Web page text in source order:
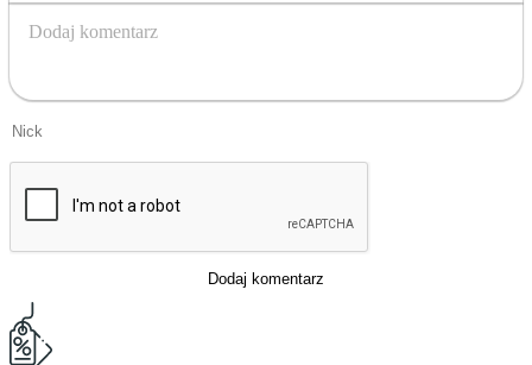
Bold Italic Strikethrough
UnderlineEmoticonsInsert Image
Dodaj komentarz
Dodaj komentarz